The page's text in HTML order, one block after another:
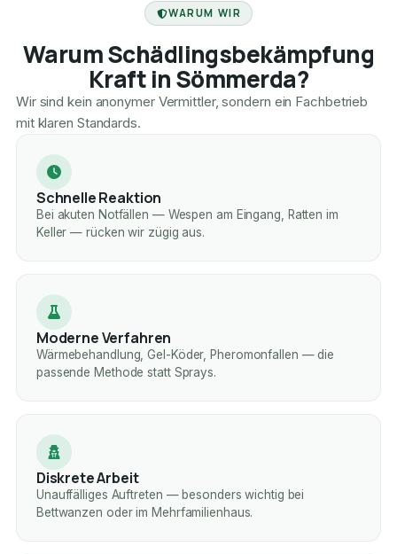
WARUM WIR
Warum Schädlingsbekämpfung
Kraft in Sömmerda?
Wir sind kein anonymer Vermittler, sondern ein Fachbetrieb
mit klaren Standards.
Schnelle Reaktion
Bei akuten Notfällen — Wespen am Eingang, Ratten im
Keller — rücken wir zügig aus.
Moderne Verfahren
Wärmebehandlung, Gel-Köder, Pheromonfallen — die
passende Methode statt Sprays.
Diskrete Arbeit
Unauffälliges Auftreten — besonders wichtig bei
Bettwanzen oder im Mehrfamilienhaus.